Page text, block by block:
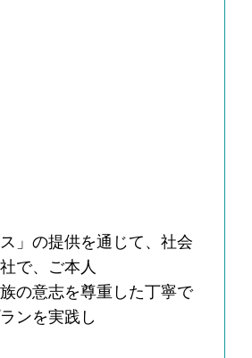
ス」の提供を通じて、社会
で、ご本人
の意志を尊重した丁寧で
ンを実践し